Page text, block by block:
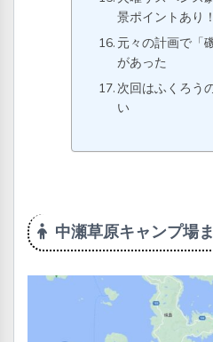
景ポイントあり！
元々の計画で「
があった
次回はふくろう
い
中瀬草原キャンプ場